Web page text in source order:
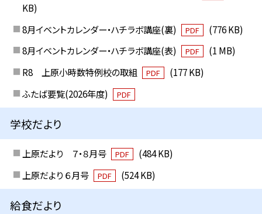
KB)
8月イベントカレンダー・ハチラボ講座(裏)
PDF
(776 KB)
8月イベントカレンダー・ハチラボ講座(表)
PDF
(1 MB)
R8 上原小時数特例校の取組
PDF
(177 KB)
ふたば要覧(2026年度)
PDF
学校だより
上原だより ７・８月号 PDF
(484 KB)
上原だより ６月号
PDF (524 KB)
給食だより